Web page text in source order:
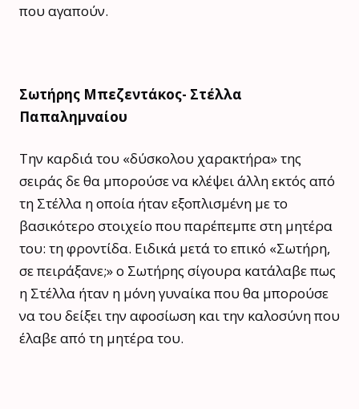
που αγαπούν.
Σωτήρης Μπεζεντάκος- Στέλλα
Παπαλημναίου
Την καρδιά του «δύσκολου χαρακτήρα» της
σειράς δε θα μπορούσε να κλέψει άλλη εκτός από
τη Στέλλα η οποία ήταν εξοπλισμένη με το
βασικότερο στοιχείο που παρέπεμπε στη μητέρα
του: τη φροντίδα. Ειδικά μετά το επικό «Σωτήρη,
σε πειράξανε;» ο Σωτήρης σίγουρα κατάλαβε πως
η Στέλλα ήταν η μόνη γυναίκα που θα μπορούσε
να του δείξει την αφοσίωση και την καλοσύνη που
έλαβε από τη μητέρα του.